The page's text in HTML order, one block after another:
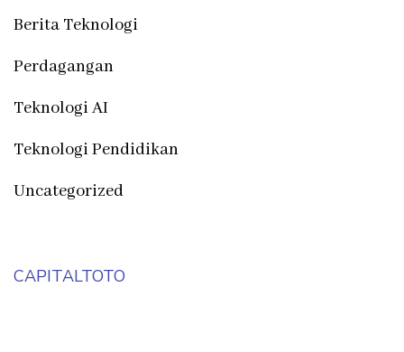
Berita Teknologi
Perdagangan
Teknologi AI
Teknologi Pendidikan
Uncategorized
CAPITALTOTO